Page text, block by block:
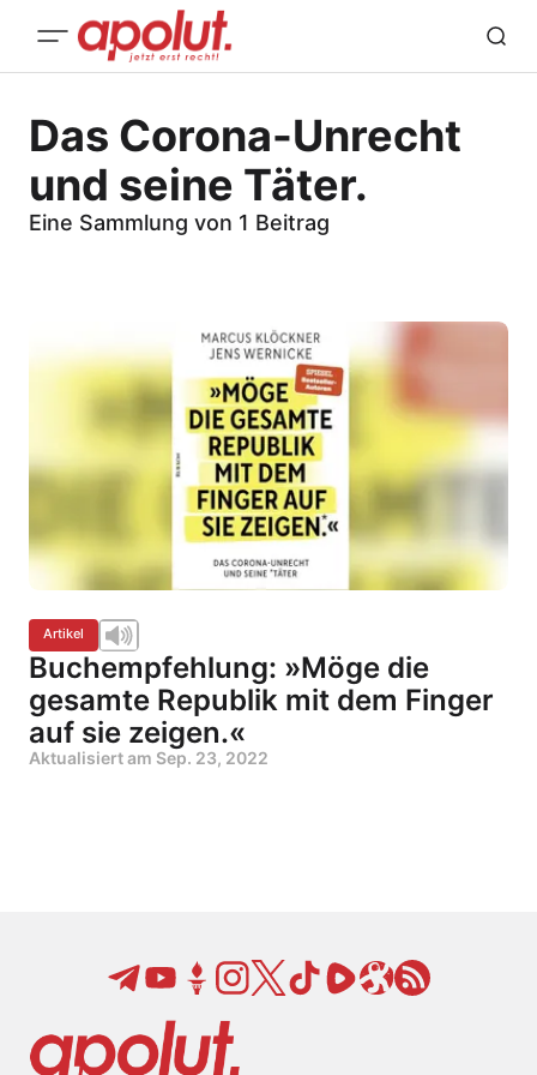
Das Corona-Unrecht
und seine Täter.
Eine Sammlung von 1 Beitrag
Artikel
Buchempfehlung: »Möge die
gesamte Republik mit dem Finger
auf sie zeigen.«
Aktualisiert am Sep. 23, 2022